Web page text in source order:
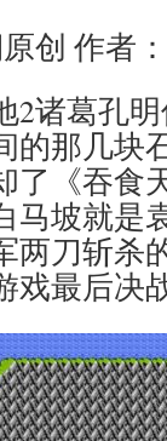
创 作者
2诸葛孔
的那几块
了《吞食
坡就是
两刀斩杀
戏最后决